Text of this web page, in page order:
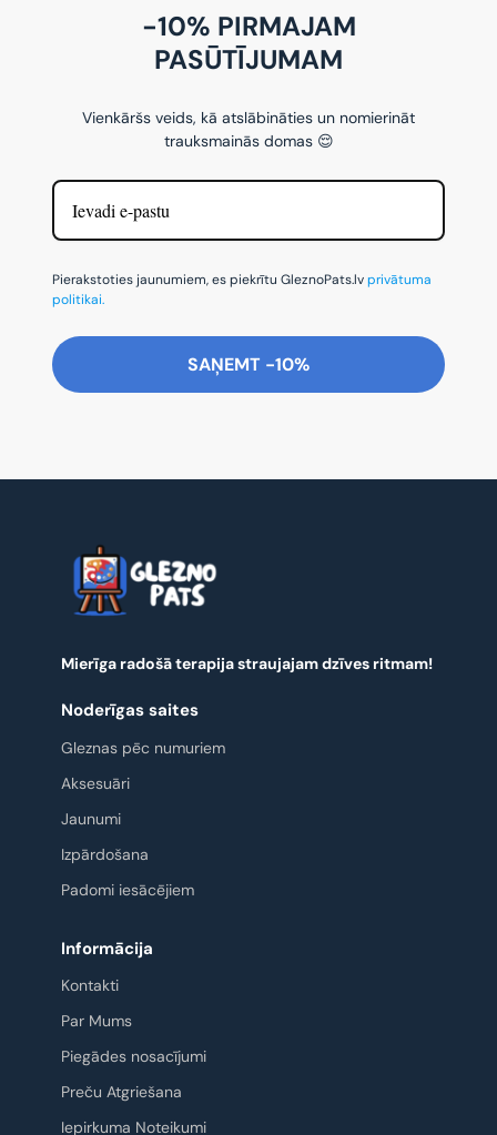
-10% PIRMAJAM
PASŪTĪJUMAM
Vienkāršs veids, kā atslābināties un nomierināt
trauksmainās domas 😌
Pierakstoties jaunumiem, es piekrītu GleznoPats.lvprivātuma
politikai.
SAŅEMT -10%
Mierīga radošā terapija straujajam dzīves ritmam!
Noderīgas saites
Gleznas pēc numuriem
Aksesuāri
Jaunumi
Izpārdošana
Padomi iesācējiem
Informācija
Kontakti
Par Mums
Piegādes nosacījumi
Preču Atgriešana
Iepirkuma Noteikumi